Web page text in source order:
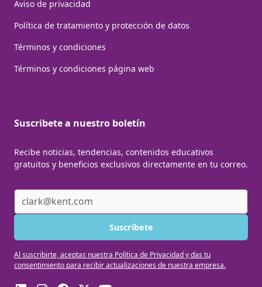
Aviso de privacidad
Política de tratamiento y protección de datos
Términos y condiciones
Términos y condiciones página web
Suscribete a nuestro boletín
Recibe noticias, tendencias, contenidos educativos
gratuitos y beneficios exclusivos directamente en tu correo.
Al suscribirte, aceptas nuestra Política de Privacidad y das tu
consentimiento para recibir actualizaciones de nuestra empresa.